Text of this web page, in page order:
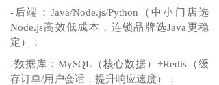
-后端：Java/Node.js/Python（中小门店选
Node.js高效低成本，连锁品牌选Java更稳
定）；
-数据库：MySQL（核心数据）+Redis（缓
存订单/用户会话，提升响应速度）；